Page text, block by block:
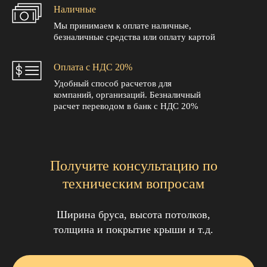
Наличные
Мы принимаем к оплате наличные,
безналичные средства или оплату картой
Оплата с НДС 20%
Удобный способ расчетов для
компаний, организаций. Безналичный
расчет переводом в банк с НДС 20%
Получите консультацию по
техническим вопросам
Ширина бруса, высота потолков,
толщина и покрытие крыши и т.д.